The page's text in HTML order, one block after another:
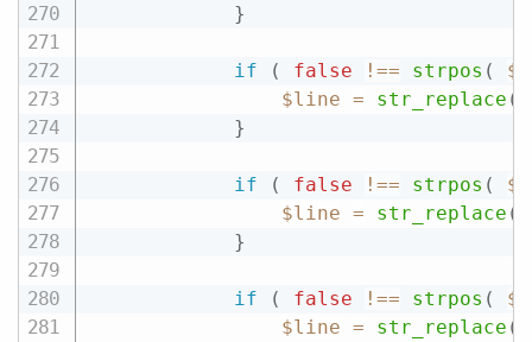
}
if ( false !== strpos (
$line = str_replace (
}
if ( false !== strpos (
$line = str_replace (
}
if ( false !== strpos (
$line = str_replace (